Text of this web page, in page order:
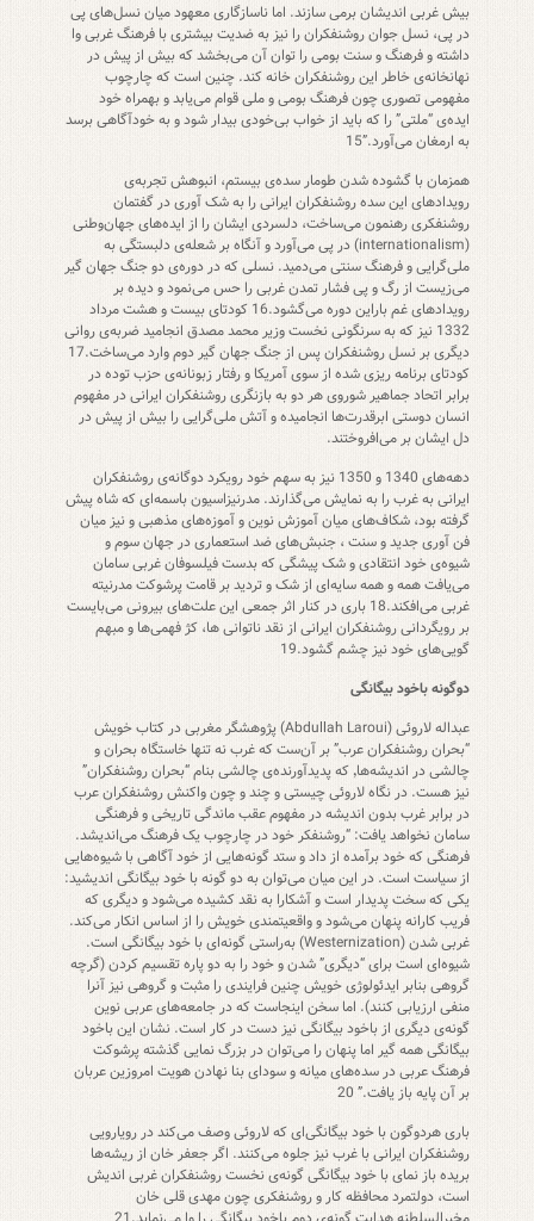
بیش غربی اندیشان برمی سازند. اما ناسازگاری معهود میان نسل‌های پی
در پی، نسل جوان روشنفکران را نیز به ضدیت بیشتری با فرهنگ غربی وا
داشته و فرهنگ و سنت بومی را توان آن می‌بخشد که بیش از پیش در
نهانخانه‌ی خاطر این روشنفکران خانه کند. چنین است که چارچوب
مفهومی تصوری چون فرهنگ بومی و ملی قوام می‌یابد و بهمراه خود
ایده‌ی “ملتی” را که باید از خواب بی‌خودی بیدار شود و به خودآگاهی برسد
به ارمغان می‌آورد.”15
همزمان با گشوده شدن طومار سده‌ی بیستم، انبوهش تجربه‌ی
رویدادهای این سده روشنفکران ایرانی را به شک آوری در گفتمان
روشنفکری رهنمون می‌ساخت، دلسردی ایشان را از ایده‌های جهان‌‌وطنی
(internationalism) در پی می‌آورد و آنگاه بر شعله‌ی دلبستگی به
ملی‌گرایی و فرهنگ سنتی می‌دمید. نسلی که در دوره‌ی دو جنگ جهان گیر
می‌زیست از رگ و پی فشار تمدن غربی را حس می‌نمود و دیده بر
رویدادهای غم باراین دوره می‌گشود.16 کودتای بیست و هشت مرداد
1332 نیز که به سرنگونی نخست وزیر محمد مصدق انجامید ضربه‌ی روانی
دیگری بر نسل روشنفکران پس از جنگ جهان گیر دوم وارد می‌ساخت.17
کودتای برنامه ریزی شده از سوی آمریکا و رفتار زبونانه‌ی حزب توده در
برابر اتحاد جماهیر شوروی هر دو به بازنگری روشنفکران ایرانی در مفهوم
انسان دوستی ابرقدرت‌ها انجامیده و آتش ملی‌گرایی را بیش از پیش در
دل ایشان بر می‌افروختند.
دهه‌های 1340 و 1350 نیز به سهم خود رویکرد دوگانه‌ی روشنفکران
ایرانی به غرب را به نمایش می‌گذارند. مدرنیزاسیون باسمه‌ای که شاه پیش
گرفته بود، شکاف‌های میان آموزش نوین و آموزه‌های مذهبی و نیز میان
فن آوری جدید و سنت ، جنبش‌های ضد استعماری در جهان سوم و
شیوه‌ی خود انتقادی و شک پیشگی که بدست فیلسوفان غربی سامان
می‌یافت همه و همه سایه‌ای از شک و تردید بر قامت پرشوکت مدرنیته
غربی می‌افکند.18 باری در کنار اثر جمعی این علت‌های بیرونی می‌بایست
بر رویگردانی روشنفکران ایرانی از نقد ناتوانی ها، کژ فهمی‌ها و مبهم
گویی‌های خود نیز چشم گشود.19
دوگونه باخود بیگانگی
عبداله لاروئی (Abdullah Laroui) پژوهشگر مغربی در کتاب خویش
“بحران روشنفکران عرب” بر آن‌ست که غرب نه تنها خاستگاه بحران و
چالشی در اندیشه‌ها٬ که پدیدآورنده‌ی چالشی بنام “بحران روشنفکران”
نیز هست. در نگاه لاروئی چیستی و چند و چون واکنش روشنفکران عرب
در برابر غرب بدون اندیشه در مفهوم عقب ماندگی تاریخی و فرهنگی
سامان نخواهد یافت: “روشنفکر خود در چارچوب یک فرهنگ می‌اندیشد.
فرهنگی که خود برآمده از داد و ستد گونه‌هایی از خود آگاهی با شیوه‌هایی
از سیاست است. در این میان می‌توان به دو گونه با خود بیگانگی اندیشید:
یکی که سخت پدیدار است و آشکارا به نقد کشیده می‌شود و دیگری که
فریب کارانه پنهان می‌شود و واقعیتمندی خویش را از اساس انکار می‌کند.
غربی شدن (Westernization) به‌راستی گونه‌ای با خود بیگانگی است.
شیوه‌ای است برای “دیگری” شدن و خود را به دو پاره تقسیم کردن (گرچه
گروهی بنابر ایدئولوژی خویش چنین فرایندی را مثبت و گروهی نیز آنرا
منفی ارزیابی کنند). اما سخن اینجاست که در جامعه‌های عربی نوین
گونه‌ی دیگری از باخود بیگانگی نیز دست در کار است. نشان این باخود
بیگانگی همه گیر اما پنهان را می‌توان در بزرگ نمایی گذشته پرشوکت
فرهنگ عربی در سده‌های میانه و سودای بنا نهادن هویت امروزین عربان
بر آن پایه باز یافت.” 20
باری هردوگون با خود بیگانگی‌ای که لاروئی وصف می‌کند در رویارویی
روشنفکران ایرانی با غرب نیز جلوه می‌کنند. اگر جعفر خان از ریشه‌ها
بریده باز نمای با خود بیگانگی گونه‌ی نخست روشنفکران غربی اندیش
است، دولتمرد محافظه کار و روشنفکری چون مهدی قلی خان